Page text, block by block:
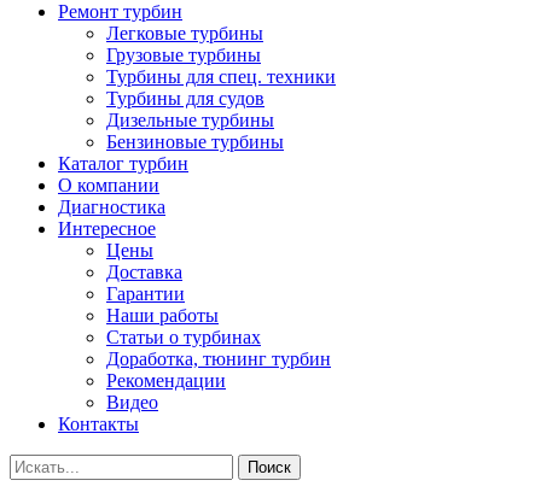
Ремонт турбин
Легковые турбины
Грузовые турбины
Турбины для спец. техники
Турбины для судов
Дизельные турбины
Бензиновые турбины
Каталог турбин
О компании
Диагностика
Интересное
Цены
Доставка
Гарантии
Наши работы
Статьи о турбинах
Доработка, тюнинг турбин
Рекомендации
Видео
Контакты
Поиск